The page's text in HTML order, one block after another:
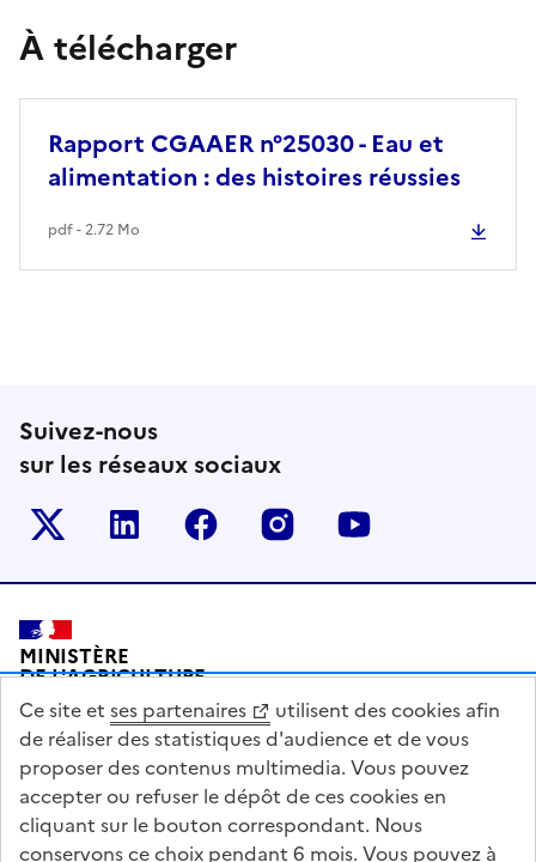
À télécharger
Rapport CGAAER n°25030 - Eau et
alimentation : des histoires réussies
pdf - 2.72 Mo
Suivez-nous
sur les réseaux sociaux
Le ministère sur Twitter
Le ministère sur LinkedIn
Le ministère sur Facebook
Le ministère sur
Pied de page
MINISTÈRE
DE L'AGRICULTURE
DE L'AGRO-ALIMENTAIRE
ET DE LA SOUVERAINETÉ
ALIMENTAIRE
Ce site et ses partenaires
utilisent des cookies afin
de réaliser des statistiques d'audience et de vous
proposer des contenus multimedia. Vous pouvez
accepter ou refuser le dépôt de ces cookies en
cliquant sur le bouton correspondant. Nous
conservons ce choix pendant 6 mois. Vous pouvez à